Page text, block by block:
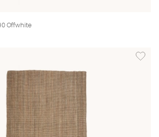
Offwhite Finns även i dessa färger:
Offwhite
Lägg